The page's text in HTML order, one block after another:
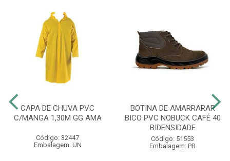
CAPA DE CHUVA PVC
C/MANGA 1,30M GG AMA
Código: 32447
Embalagem: UN
BOTINA DE AMARRARAR
BICO PVC NOBUCK CAFÉ 40
BIDENSIDADE
Código: 51553
Embalagem: PR